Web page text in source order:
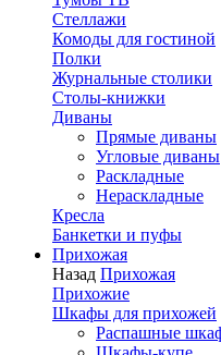
Стеллажи
Комоды для гостиной
Полки
Журнальные столики
Столы-книжки
Диваны
Прямые диваны
Угловые диваны
Раскладные
Нераскладные
Кресла
Банкетки и пуфы
Прихожая
Назад Прихожая
Прихожие
Шкафы для прихожей
Распашные